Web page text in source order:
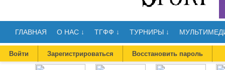
ГЛАВНАЯ О НАС ↓ ТГФФ ↓ ТУРНИРЫ ↓
Войти Зарегистрироваться Восстановить пароль